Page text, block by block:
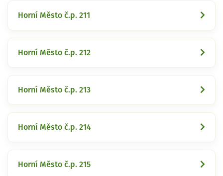
Horní Město č.p. 211
Horní Město č.p. 212
Horní Město č.p. 213
Horní Město č.p. 214
Horní Město č.p. 215